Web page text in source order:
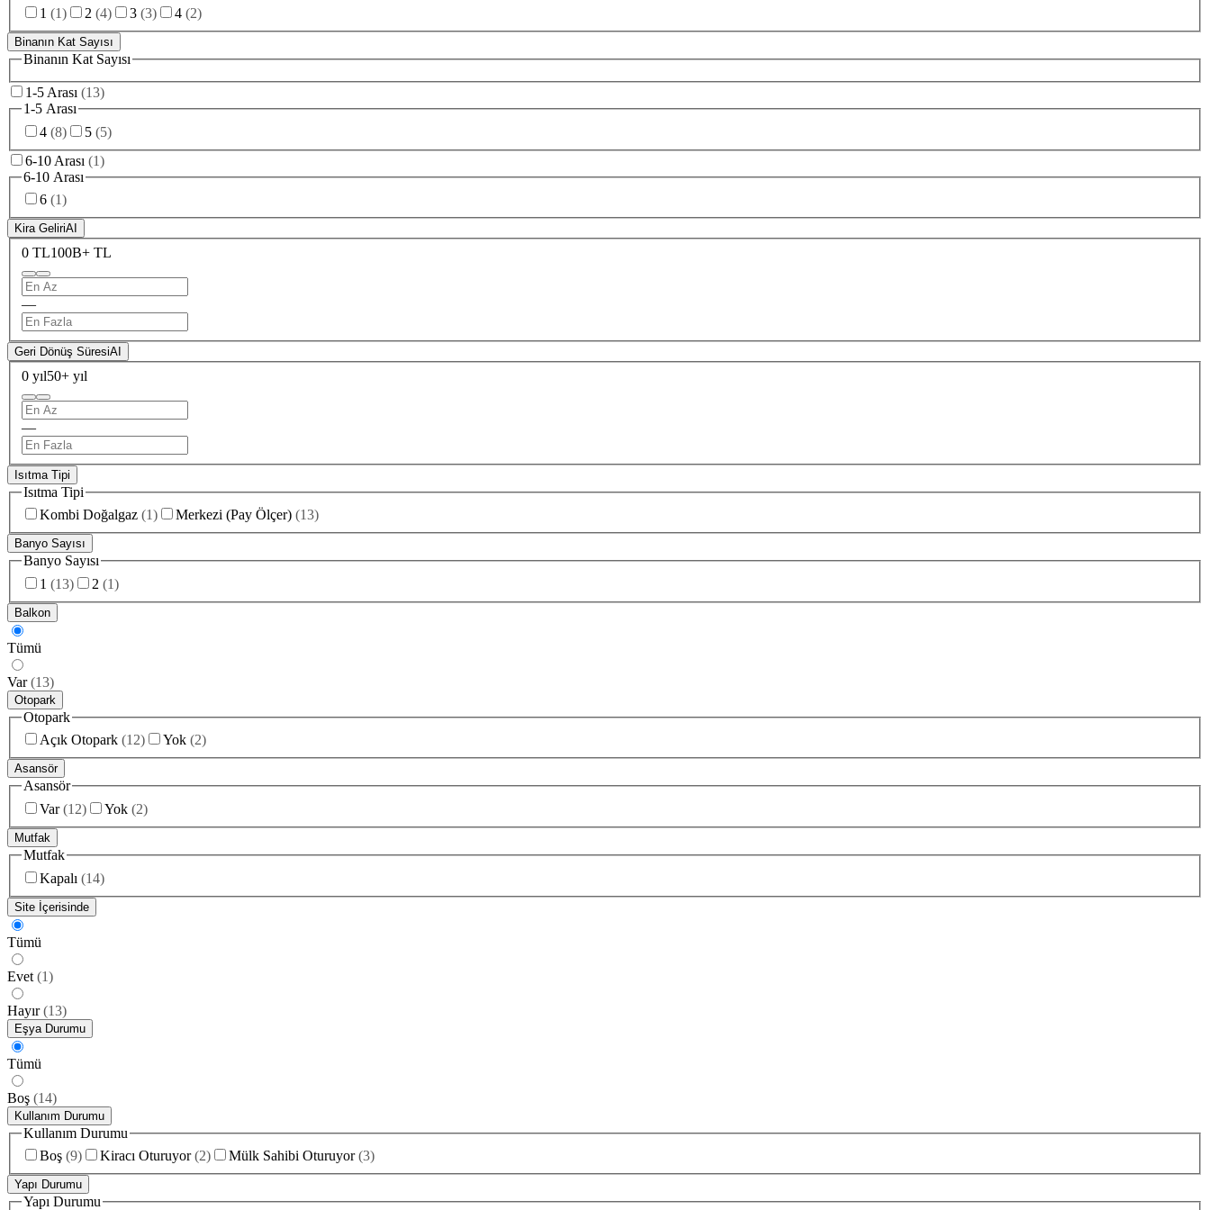
1 (1) 2 (4) 3 (3) 4 (2)
Binanın Kat Sayısı
Binanın Kat Sayısı
1-5 Arası (13)
1-5 Arası
4 (8) 5 (5)
6-10 Arası (1)
6-10 Arası
6 (1)
Kira GeliriAI
0 TL100B+ TL
—
Geri Dönüş SüresiAI
0 yıl50+ yıl
—
Isıtma Tipi
Isıtma Tipi
Kombi Doğalgaz (1) Merkezi (Pay Ölçer) (13)
Banyo Sayısı
Banyo Sayısı
1 (13) 2 (1)
Balkon
Tümü
Var (13)
Otopark
Otopark
Açık Otopark (12) Yok (2)
Asansör
Asansör
Var (12) Yok (2)
Mutfak
Mutfak
Kapalı (14)
Site İçerisinde
Tümü
Evet (1)
Hayır (13)
Eşya Durumu
Tümü
Boş (14)
Kullanım Durumu
Kullanım Durumu
Boş (9) Kiracı Oturuyor (2) Mülk Sahibi Oturuyor (3)
Yapı Durumu
Yapı Durumu